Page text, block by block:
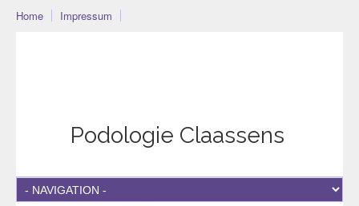
Home Impressum
Podologie Claassens